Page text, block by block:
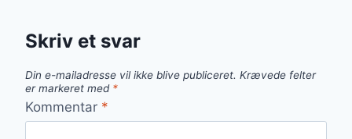
Skriv et svar
Din e-mailadresse vil ikke blive publiceret. Krævede felter
er markeret med *
Kommentar *